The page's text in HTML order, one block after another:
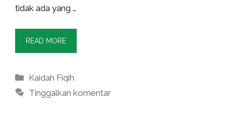
tidak ada yang …
READ MORE
Kategori
Kaidah Fiqih
Tinggalkan komentar